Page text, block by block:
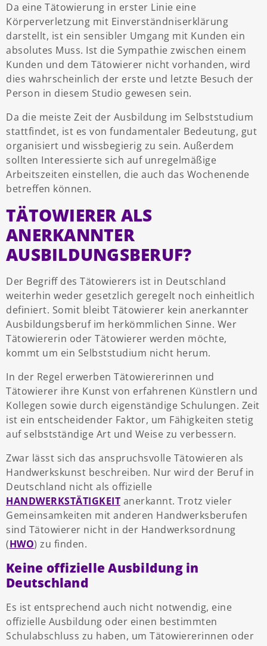
Da eine Tätowierung in erster Linie eine
Körperverletzung mit Einverständniserklärung
darstellt, ist ein sensibler Umgang mit Kunden ein
absolutes Muss. Ist die Sympathie zwischen einem
Kunden und dem Tätowierer nicht vorhanden, wird
dies wahrscheinlich der erste und letzte Besuch der
Person in diesem Studio gewesen sein.
Da die meiste Zeit der Ausbildung im Selbststudium
stattfindet, ist es von fundamentaler Bedeutung, gut
organisiert und wissbegierig zu sein. Außerdem
sollten Interessierte sich auf unregelmäßige
Arbeitszeiten einstellen, die auch das Wochenende
betreffen können.
TÄTOWIERER ALS
ANERKANNTER
AUSBILDUNGSBERUF?
Der Begriff des Tätowierers ist in Deutschland
weiterhin weder gesetzlich geregelt noch einheitlich
definiert. Somit bleibt Tätowierer kein anerkannter
Ausbildungsberuf im herkömmlichen Sinne. Wer
Tätowiererin oder Tätowierer werden möchte,
kommt um ein Selbststudium nicht herum.
In der Regel erwerben Tätowiererinnen und
Tätowierer ihre Kunst von erfahrenen Künstlern und
Kollegen sowie durch eigenständige Schulungen. Zeit
ist ein entscheidender Faktor, um Fähigkeiten stetig
auf selbstständige Art und Weise zu verbessern.
Zwar lässt sich das anspruchsvolle Tätowieren als
Handwerkskunst beschreiben. Nur wird der Beruf in
Deutschland nicht als offizielle
HANDWERKSTÄTIGKEIT anerkannt. Trotz vieler
Gemeinsamkeiten mit anderen Handwerksberufen
sind Tätowierer nicht in der Handwerksordnung
(HWO) zu finden.
Keine offizielle Ausbildung in
Deutschland
Es ist entsprechend auch nicht notwendig, eine
offizielle Ausbildung oder einen bestimmten
Schulabschluss zu haben, um Tätowiererinnen oder